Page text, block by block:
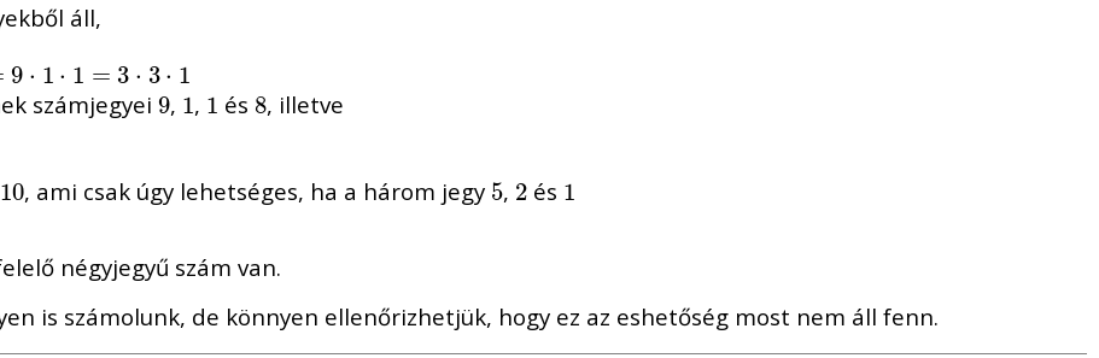
áll,
9 ⋅ 1 ⋅ 1 = 3 ⋅ 3 ⋅ 1
⋅1 ⋅1= 3 ⋅3⋅1
számjegyei 9
9, 1
1, 1
1 és 8
8, illetve
10
10, ami csak úgy lehetséges, ha a három jegy 5
5, 2
2és 1
1
négyjegyű szám van.
is számolunk, de könnyen ellenőrizhetjük, hogy ez az eshetőség most nem áll fenn.